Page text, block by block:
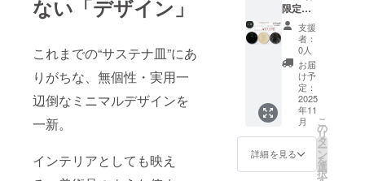
ない「デザイン」
これまでの“サステナ皿”にあ
りがちな、無個性・実用一
辺倒なミニマルデザインを
一新。
インテリアとしても映え
漆塗り
塗装
（金が
混ざっ
てるデ
ザイン
は剥が
れ防止
のため
表面に
ウレタ
ンコー
限定』
センテ
ネプ
レート
（漆平
皿） 平
皿 サイ
ズ：
φ275×
H11mm
重さ：
320g 素
材：
PLA＋
支援
者：
0人
お届
け予
定：
2025
年11
月
詳細を見る
こ
の
リ
タ
ー
ン
を
選
択